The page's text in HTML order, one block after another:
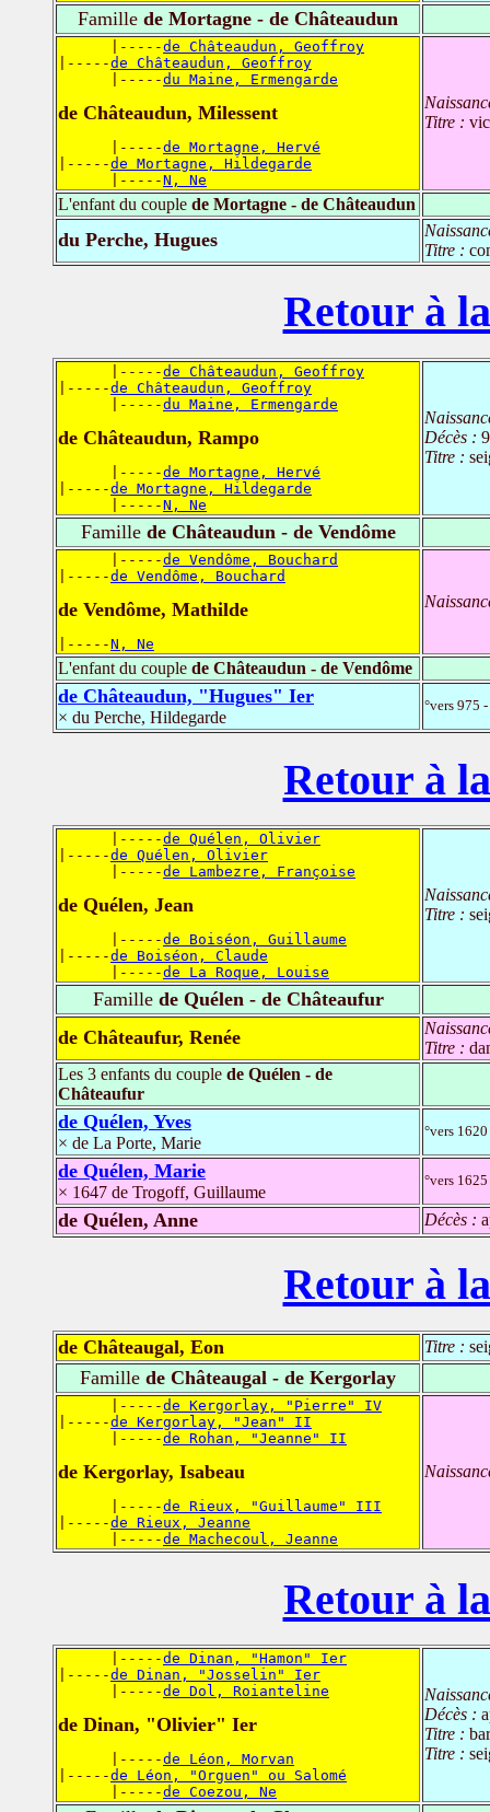
Famille de Mortagne - de Châteaudun
      |-----
de Châteaudun, Geoffroy
|-----de Châteaudun, Geoffroy
      |-----
du Maine, Ermengarde
de Châteaudun, Milessent
      |-----
de Mortagne, Hervé
|-----de Mortagne, Hildegarde
      |-----
N, Ne
Titre :
L'enfant du couple de Mortagne - de Châteaudun
du Perche, Hugues
Titre :
Retour à
      |-----
de Châteaudun, Geoffroy
|-----de Châteaudun, Geoffroy
      |-----
du Maine, Ermengarde
de Châteaudun, Rampo
      |-----
de Mortagne, Hervé
|-----de Mortagne, Hildegarde
      |-----
N, Ne
Décès :
Titre :
Famillede Châteaudun - de Vendôme
      |-----
de Vendôme, Bouchard
|-----de Vendôme, Bouchard
de Vendôme, Mathilde
|-----N, Ne
L'enfant du couple de Châteaudun - de Vendôme
de Châteaudun, "Hugues" Ier
× du Perche, Hildegarde
°vers 975
Retour à
      |-----
de Quélen, Olivier
|-----de Quélen, Olivier
      |-----
de Lambezre, Françoise
de Quélen, Jean
      |-----
de Boiséon, Guillaume
|-----de Boiséon, Claude
      |-----
de La Roque, Louise
Titre :
Famillede Quélen - de Châteaufur
de Châteaufur, Renée
Titre :
Les 3 enfants du couple de Quélen - de
Châteaufur
de Quélen, Yves
× de La Porte, Marie
°vers
de Quélen, Marie
× 1647 de Trogoff, Guillaume
°vers
de Quélen, Anne Décès :
Retour à
de Châteaugal, Eon Titre :
Famille de Châteaugal - de Kergorlay
      |-----
de Kergorlay, "Pierre" IV
|-----de Kergorlay, "Jean" II
      |-----
de Rohan, "Jeanne" II
de Kergorlay, Isabeau
      |-----
de Rieux, "Guillaume" III
|-----de Rieux, Jeanne
      |-----
de Machecoul, Jeanne
Retour à
      |-----
de Dinan, "Hamon" Ier
|-----de Dinan, "Josselin" Ier
      |-----
de Dol, Roianteline
de Dinan, "Olivier" Ier
      |-----
de Léon, Morvan
|-----de Léon, "Orguen" ou Salomé
      |-----
de Coezou, Ne
Décès :
Titre :
Titre :